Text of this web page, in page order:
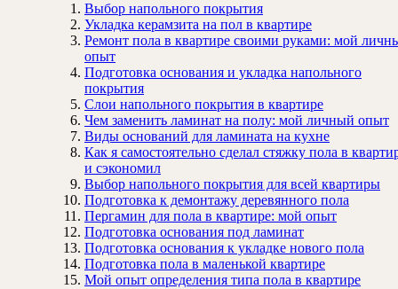
Выбор напольного покрытия
Укладка керамзита на пол в квартире
Ремонт пола в квартире своими руками: мой
опыт
Подготовка основания и укладка напольного
покрытия
Слои напольного покрытия в квартире
Чем заменить ламинат на полу: мой личный опыт
Виды оснований для ламината на кухне
Как я самостоятельно сделал стяжку пола в
и сэкономил
Выбор напольного покрытия для всей квартиры
Подготовка к демонтажу деревянного пола
Пергамин для пола в квартире: мой опыт
Подготовка основания под ламинат
Подготовка основания к укладке нового пола
Подготовка пола в маленькой квартире
Мой опыт определения типа пола в квартире